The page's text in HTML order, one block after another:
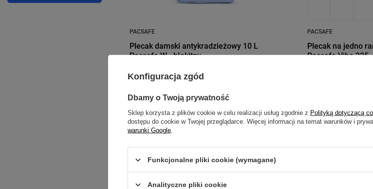
PACSAFE
Plecak damski antykradzieżowy 10 L
Pacsafe W - błękitny
Model: Pacsafe - W
499,99 zł / szt.
wprowadzeniem obniżki:689,99 zł -27%
PACSAFE
Plecak na jedno
Pacsafe Vibe 325
wprowadzeniem
Cena regularna:
Konfiguracja zgód
Dbamy o Twoją prywatność
Sklep korzysta z plików cookie w celu realizacji usług zgodnie z Polityką dotyczącą
dostępu do cookie w Twojej przeglądarce. Więcej informacji na temat warunków i
warunki Google
Funkcjonalne pliki cookie (wymagane)
Analityczne pliki cookie